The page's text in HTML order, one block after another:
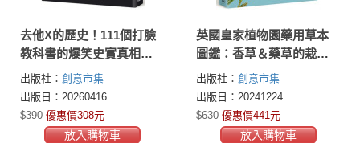
去他X的歷史！111個打臉
教科書的爆笑史實真相
【二版】
出版社： 創意市集
出版日：20260416
$390 優惠價308元
放入購物車
英國皇家植物園藥用草本
圖鑑：香草＆藥草的栽
植、醫療與生活應用指南
出版社： 創意市集
出版日：20241224
$630 優惠價441元
放入購物車